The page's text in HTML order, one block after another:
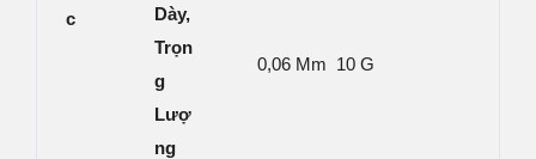
C
Dày,
Trọn
G
Lượ
Ng
0,06 Mm 10 G